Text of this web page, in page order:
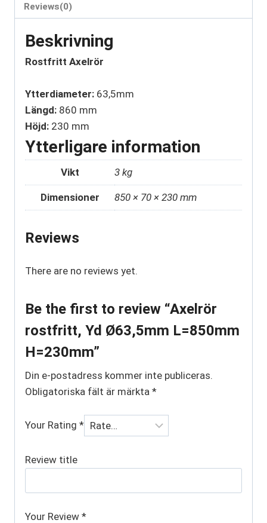
Reviews(0)
Beskrivning
Rostfritt Axelrör
Ytterdiameter: 63,5mm
Längd: 860 mm
Höjd: 230 mm
Ytterligare information
Vikt 3 kg
Dimensioner 850 × 70 × 230 mm
Reviews
There are no reviews yet.
Be the first to review “Axelrör
rostfritt, Yd Ø63,5mm L=850mm
H=230mm”
Din e-postadress kommer inte publiceras.
Obligatoriska fält är märkta *
Your Rating *
Review title
Your Review *